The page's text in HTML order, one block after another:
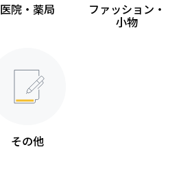
医院・薬局 ファッション・
小物
その他